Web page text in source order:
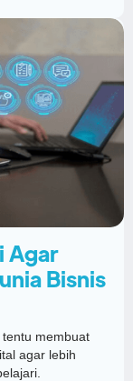
Agar
Bisnis
membuat
agar lebih